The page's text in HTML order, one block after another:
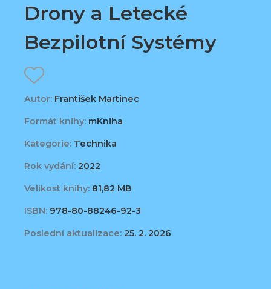
Drony a Letecké
Bezpilotní Systémy
Autor: František Martinec
Formát knihy: mKniha
Kategorie: Technika
Rok vydání: 2022
Velikost knihy: 81,82 MB
ISBN: 978-80-88246-92-3
Poslední aktualizace: 25. 2. 2026